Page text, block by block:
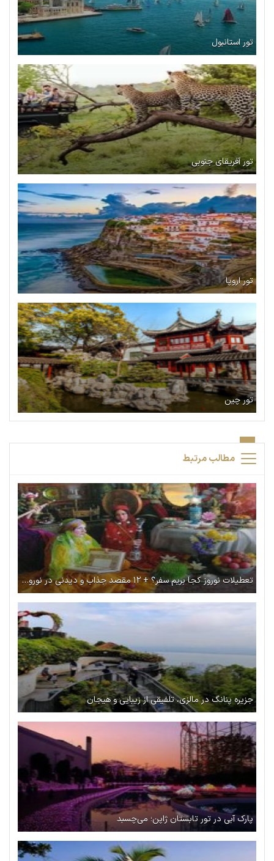
تور استانبول
تور آفریقای جنوبی
تور اروپا
تور چین
مطالب مرتبط
تعطیلات نوروز کجا بریم سفر؟ + ۱۲ مقصد جذاب و دیدنی در نوروز ۱۴۰۴
جزیره پنانگ در مالزی، تلفیقی از زیبایی و هیجان
پارک آبی در تور تابستان ژاپن؛ می‌چسبد